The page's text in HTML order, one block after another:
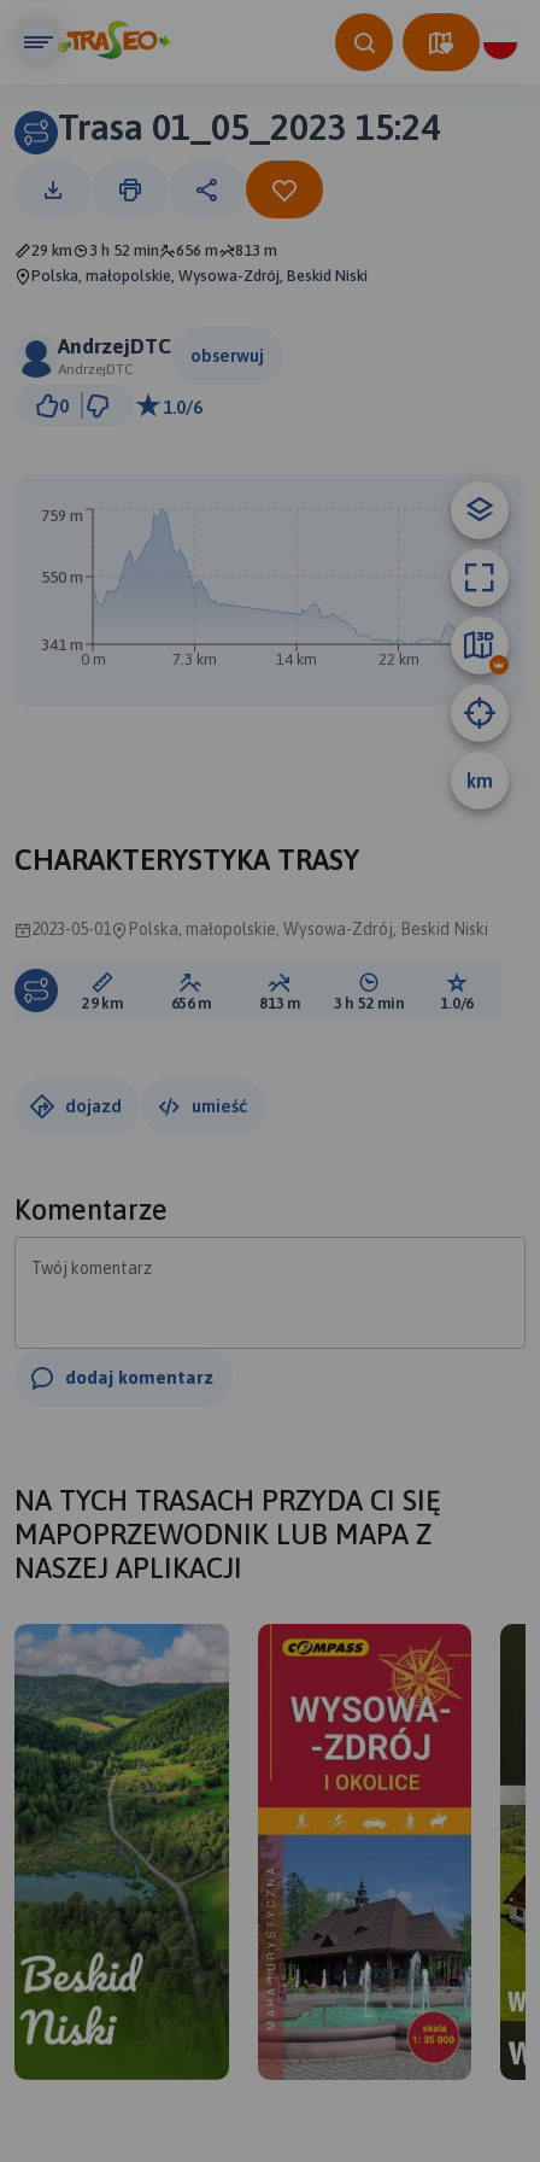
Trasa 01_05_2023 15:24
29 km 3 h 52 min 656 m
813 m
Polska, małopolskie, Wysowa-Zdrój, Beskid Niski
AndrzejDTC
AndrzejDTC
obserwuj
0 1.0/6
km
0 m 7.3 km 14 km 22 km 29 km
341 m
550 m
759 m
CHARAKTERYSTYKA TRASY
2023-05-01 Polska, małopolskie, Wysowa-Zdrój, Beskid Niski
Długość trasy:
29 km Suma przewyższeń:
656 m Suma spadków:
813 m Średni czas potrzebny
3 h 52 min Ocena
1.0/6
dojazd umieść
Komentarze
Twój komentarz
dodaj komentarz
NA TYCH TRASACH PRZYDA CI SIĘ
MAPOPRZEWODNIK LUB MAPA Z
NASZEJ APLIKACJI